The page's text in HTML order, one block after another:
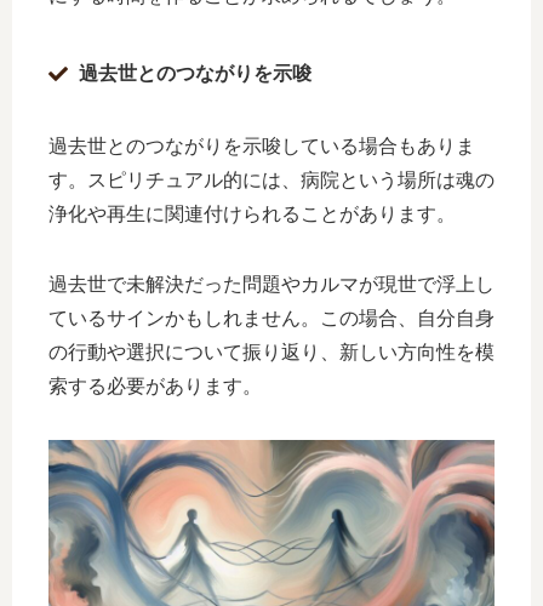
過去世とのつながりを示唆
過去世とのつながりを示唆している場合もありま
す。スピリチュアル的には、病院という場所は魂の
浄化や再生に関連付けられることがあります。
過去世で未解決だった問題やカルマが現世で浮上し
ているサインかもしれません。この場合、自分自身
の行動や選択について振り返り、新しい方向性を模
索する必要があります。